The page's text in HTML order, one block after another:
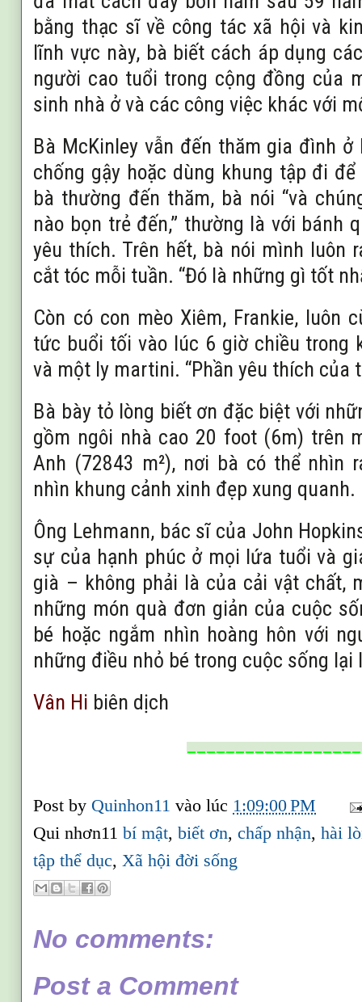
bằng thạc sĩ về công tác xã hội và
lĩnh vực này, bà biết cách áp dụng
người cao tuổi trong cộng đồng của
sinh nhà ở và các công việc khác với
Bà McKinley vẫn đến thăm gia đình
chống gậy hoặc dùng khung tập đi
bà thường đến thăm, bà nói “và
nào bọn trẻ đến,” thường là với bánh
yêu thích. Trên hết, bà nói mình luôn
cắt tóc mỗi tuần. “Đó là những gì tốt
Còn có con mèo Xiêm, Frankie, luôn
tức buổi tối vào lúc 6 giờ chiều trong
và một ly martini. “Phần yêu thích của
Bà bày tỏ lòng biết ơn đặc biệt với
gồm ngôi nhà cao 20 foot (6m) trên
Anh (72843 m²), nơi bà có thể nhìn
nhìn khung cảnh xinh đẹp xung quanh.
Ông Lehmann, bác sĩ của John
sự của hạnh phúc ở mọi lứa tuổi và
già – không phải là của cải vật chất,
những món quà đơn giản của cuộc
bé hoặc ngắm nhìn hoàng hôn với
những điều nhỏ bé trong cuộc sống
Vân Hi biên dịch
Post by Quinhon11vào lúc 1:09:00 PM
Qui nhơn11bí mật,biết ơn,chấp nhận,hài
tập thể dục,Xã hội đời sống
No comments:
Post a Comment